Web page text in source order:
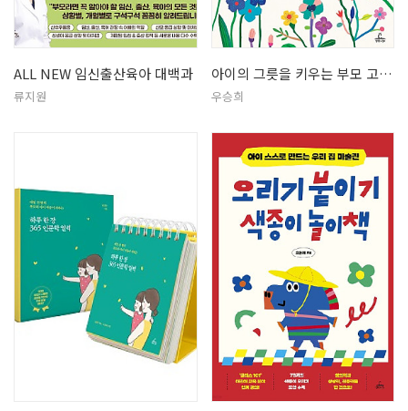
ALL NEW 임신출산육아 대백과
류지원
아이의 그릇을 키우는 부모 고전 수업
우승희